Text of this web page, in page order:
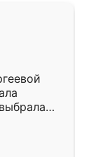
потом
с